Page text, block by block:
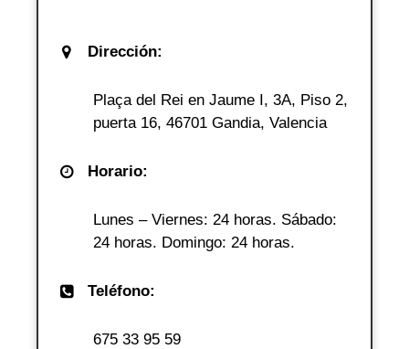
Dirección:
Plaça del Rei en Jaume I, 3A, Piso 2,
puerta 16, 46701 Gandia, Valencia
Horario:
Lunes – Viernes: 24 horas. Sábado:
24 horas. Domingo: 24 horas.
Teléfono:
675 33 95 59